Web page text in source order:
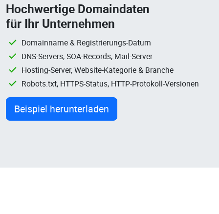
Hochwertige Domaindaten
für Ihr Unternehmen
Domainname & Registrierungs-Datum
DNS-Servers, SOA-Records, Mail-Server
Hosting-Server, Website-Kategorie & Branche
Robots.txt, HTTPS-Status, HTTP-Protokoll-Versionen
Beispiel herunterladen